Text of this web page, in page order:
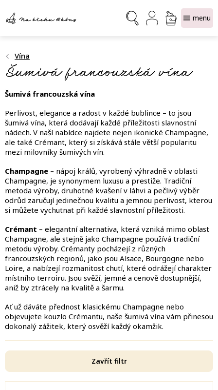
obsah
NÁKUPNÍ
KOŠÍK
Vína
Šumivá francouzská vína
Šumivá francouzská vína
Perlivost, elegance a radost v každé bublince – to jsou
šumivá vína, která dodávají každé příležitosti slavnostní
nádech. V naší nabídce najdete nejen ikonické Champagne,
ale také Crémant, který si získává stále větší popularitu
mezi milovníky šumivých vín.
Champagne – nápoj králů, vyrobený výhradně v oblasti
Champagne, je synonymem luxusu a prestiže. Tradiční
metoda výroby, druhotné kvašení v láhvi a pečlivý výběr
odrůd zaručují jedinečnou kvalitu a jemnou perlivost, kterou
si můžete vychutnat při každé slavnostní příležitosti.
Crémant – elegantní alternativa, která vzniká mimo oblast
Champagne, ale stejně jako Champagne používá tradiční
metodu výroby. Crémanty pocházejí z různých
francouzských regionů, jako jsou Alsace, Bourgogne nebo
Loire, a nabízejí rozmanitost chutí, které odrážejí charakter
místního terroiru. Jsou svěží, jemné a cenově dostupnější,
aniž by ztrácely na kvalitě a šarmu.
Ať už dáváte přednost klasickému Champagne nebo
objevujete kouzlo Crémantu, naše šumivá vína vám přinesou
dokonalý zážitek, který osvěží každý okamžik.
Zavřít filtr